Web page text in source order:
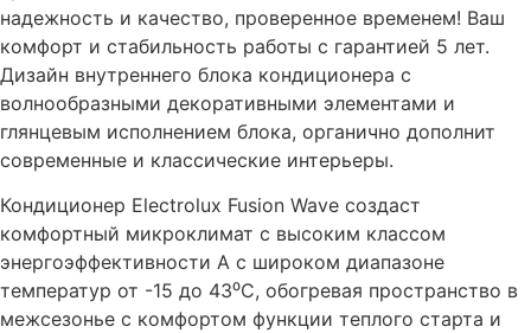
надежность и качество, проверенное временем! Ваш
комфорт и стабильность работы с гарантией 5 лет.
Дизайн внутреннего блока кондиционера с
волнообразными декоративными элементами и
глянцевым исполнением блока, органично дополнит
современные и классические интерьеры.
Кондиционер Electrolux Fusion Wave создаст
комфортный микроклимат с высоким классом
энергоэффективности А с широком диапазоне
температур от -15 до 43⁰С, обогревая пространство в
межсезонье с комфортом функции теплого старта и